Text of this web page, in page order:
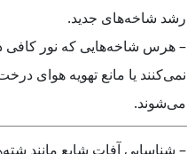
رشد شاخه‌های جدید.
– هرس شاخه‌هایی که نور کافی
نمی‌کنند یا مانع تهویه هوای
می‌شوند.
– شناسایی آفات شایع مانند